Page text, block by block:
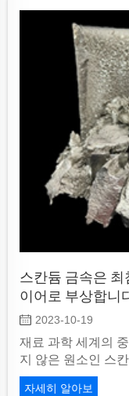
스칸듐 금속은 최
이어로 부상합니
2023-10-19
재료 과학 세계의
지 않은 원소인 스
소로 파동을 일으키
자세히 알아보